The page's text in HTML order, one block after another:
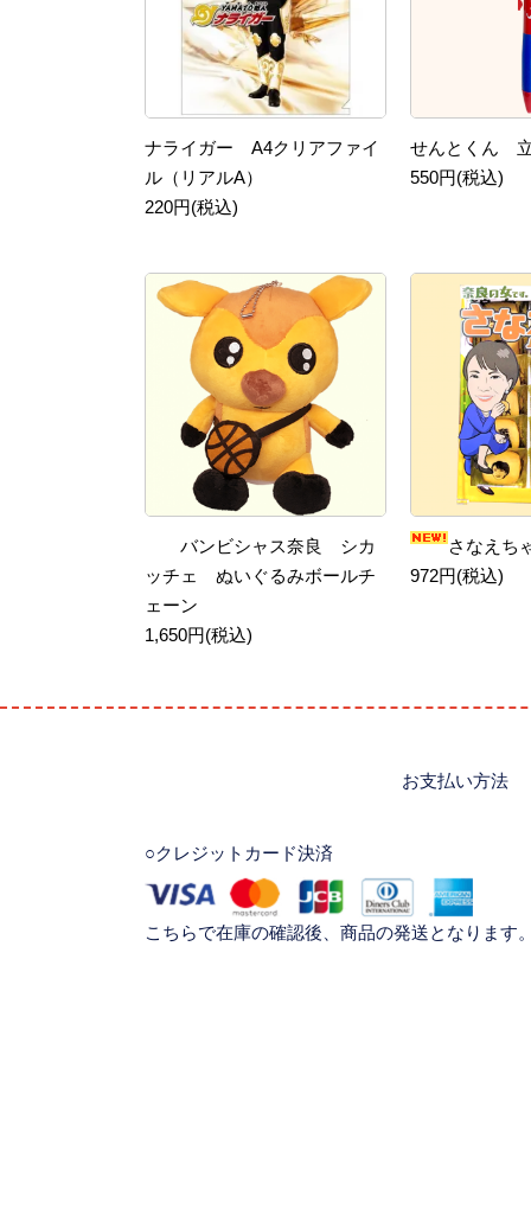
ナライガー A4クリアファイ
ル（リアルA）
220円(税込)
せんとくん
550円(税込)
バンビシャス奈良 シカ
ッチェ ぬいぐるみボールチ
ェーン
1,650円(税込)
さなえち
972円(税込)
お支払い方法
○クレジットカード決済
こちらで在庫の確認後、商品の発送となります